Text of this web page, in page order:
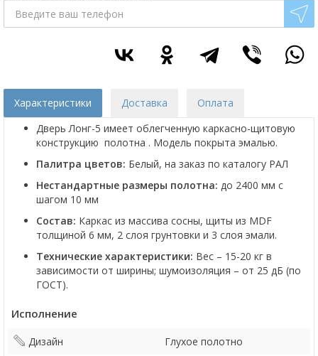
Характеристики Доставка
Оплата
Дверь Лонг-5 имеет облегченную каркасно-щитовую
конструкцию полотна . Модель покрыта эмалью.
Палитра цветов: Белый, на заказ по каталогу РАЛ
Нестандартные размеры полотна: до 2400 мм с
шагом 10 мм
Состав: Каркас из массива сосны, щиты из MDF
толщиной 6 мм, 2 слоя грунтовки и 3 слоя эмали.
Технические характеристики: Вес – 15-20 кг в
зависимости от ширины; шумоизоляция – от 25 дБ (по
ГОСТ).
Исполнение
Дизайн
Глухое полотно